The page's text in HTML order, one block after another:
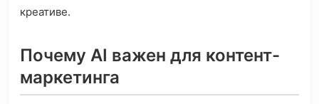
креативе.
Почему AI важен для контент-
маркетинга